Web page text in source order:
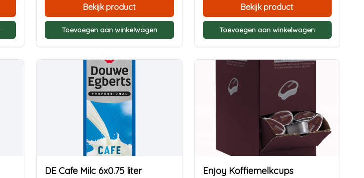
Bekijk product
Toevoegen aan winkelwagen
Bekijk product
Toevoegen aan winkelwagen
DE Cafe Milc 6x0.75 liter Enjoy Koffiemelkcups